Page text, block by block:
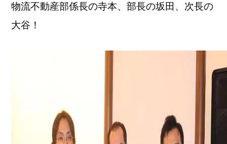
物流不動産部係長の寺本、部長の坂田、次長の
大谷！